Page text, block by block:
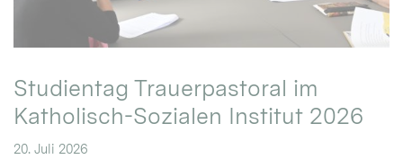
Studientag Trauerpastoral im
Katholisch-Sozialen Institut 2026
20. Juli 2026